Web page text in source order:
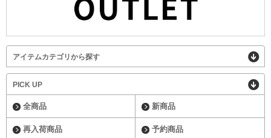
アイテムカテゴリから探す
PICK UP
全商品 新商品
再入荷商品 予約商品